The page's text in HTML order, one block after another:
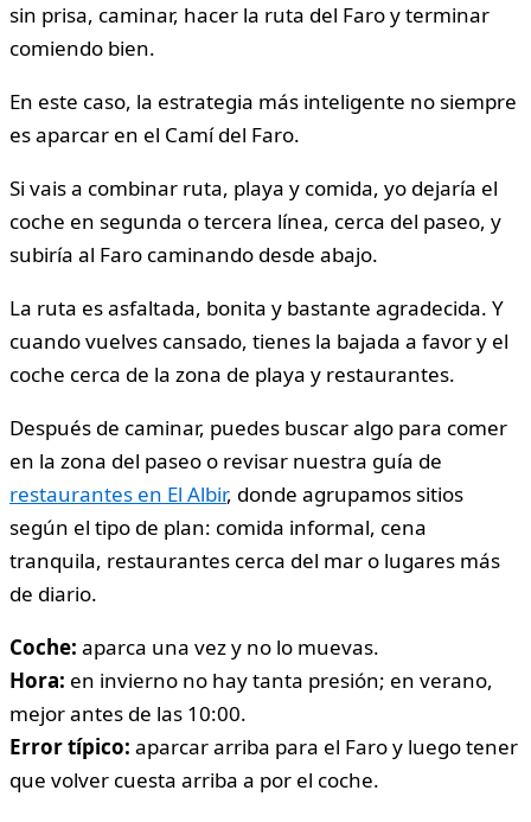
sin prisa, caminar, hacer la ruta del Faro y terminar
comiendo bien.
En este caso, la estrategia más inteligente no siempre
es aparcar en el Camí del Faro.
Si vais a combinar ruta, playa y comida, yo dejaría el
coche en segunda o tercera línea, cerca del paseo, y
subiría al Faro caminando desde abajo.
La ruta es asfaltada, bonita y bastante agradecida. Y
cuando vuelves cansado, tienes la bajada a favor y el
coche cerca de la zona de playa y restaurantes.
Después de caminar, puedes buscar algo para comer
en la zona del paseo o revisar nuestra guía de
restaurantes en El Albir, donde agrupamos sitios
según el tipo de plan: comida informal, cena
tranquila, restaurantes cerca del mar o lugares más
de diario.
Coche: aparca una vez y no lo muevas.
Hora: en invierno no hay tanta presión; en verano,
mejor antes de las 10:00.
Error típico: aparcar arriba para el Faro y luego tener
que volver cuesta arriba a por el coche.